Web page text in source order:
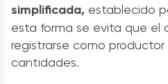
simplificada, establecido
esta forma se evita que el
registrarse como
cantidades.